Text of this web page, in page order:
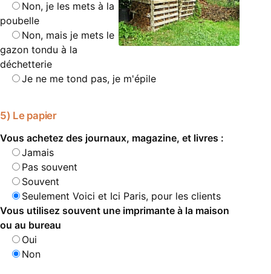
Non, je les mets à la
poubelle
Non, mais je mets le
gazon tondu à la
déchetterie
Je ne me tond pas, je m'épile
5) Le papier
Vous achetez des journaux, magazine, et livres :
Jamais
Pas souvent
Souvent
Seulement Voici et Ici Paris, pour les clients
Vous utilisez souvent une imprimante à la maison
ou au bureau
Oui
Non